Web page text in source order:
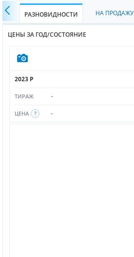
РАЗНОВИДНОСТИ НА ПРОДАЖУ
ЦЕНЫ ЗА ГОД/СОСТОЯНИЕ
2023 P
ТИРАЖ -
ЦЕНА -